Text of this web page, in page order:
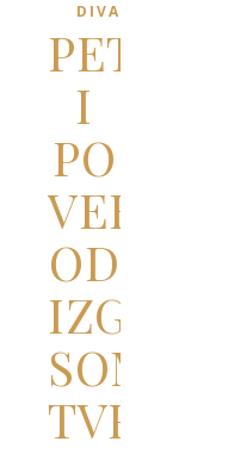
DIVANI
PET
I
PO
VEKOVA
OD
TVRĐAVE